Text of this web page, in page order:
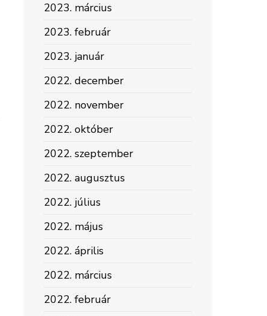
2023. március
2023. február
2023. január
2022. december
2022. november
2022. október
2022. szeptember
2022. augusztus
2022. július
2022. május
2022. április
2022. március
2022. február